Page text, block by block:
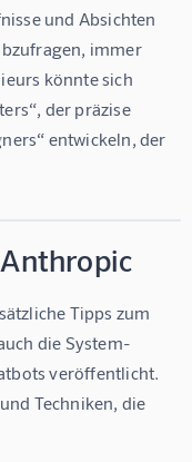
und Absichten
immer
könnte sich
der präzise
entwickeln, der
Tipps zum
die System-
veröffentlicht.
Techniken, die